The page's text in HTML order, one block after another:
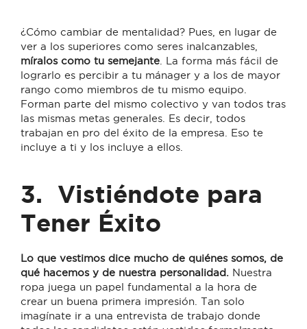
¿Cómo cambiar de mentalidad? Pues, en lugar de
ver a los superiores como seres inalcanzables,
míralos como tu semejante . La forma más fácil de
lograrlo es percibir a tu mánager y a los de mayor
rango como miembros de tu mismo equipo.
Forman parte del mismo colectivo y van todos tras
las mismas metas generales. Es decir, todos
trabajan en pro del éxito de la empresa. Eso te
incluye a ti y los incluye a ellos.
3.
Vistiéndote para
Tener Éxito
Lo que vestimos dice mucho de quiénes somos, de
qué hacemos y de nuestra personalidad. Nuestra
ropa juega un papel fundamental a la hora de
crear un buena primera impresión. Tan solo
imagínate ir a una entrevista de trabajo donde